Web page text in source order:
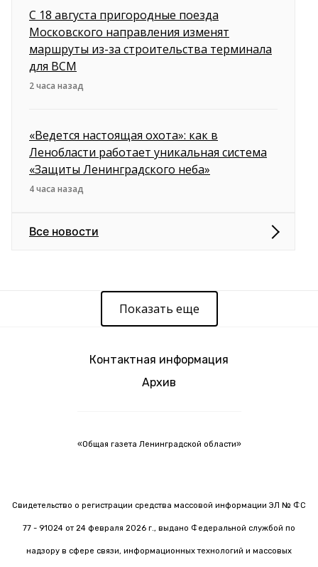
С 18 августа пригородные поезда
Московского направления изменят
маршруты из-за строительства терминала
для ВСМ
2 часа назад
«Ведется настоящая охота»: как в
Ленобласти работает уникальная система
«Защиты Ленинградского неба»
4 часа назад
Все новости
Показать еще
Контактная информация
Архив
«Общая газета Ленинградской области»
Свидетельство о регистрации средства массовой информации ЭЛ № ФС
77 - 91024 от 24 февраля 2026 г., выдано Федеральной службой по
надзору в сфере связи, информационных технологий и массовых